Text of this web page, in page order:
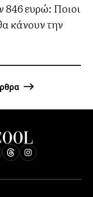
846 ευρώ: Ποιοι
κάνουν την